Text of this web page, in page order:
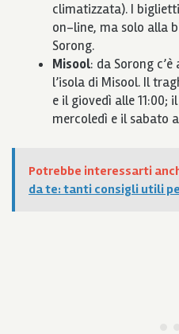
climatizzata). I
on-line, ma solo alla
Sorong.
Misool: da Sorong
l’isola di Misool. Il
e il giovedì alle 11:00;
mercoledì e il sabato
Potrebbe interessarti
da te: tanti consigli utili